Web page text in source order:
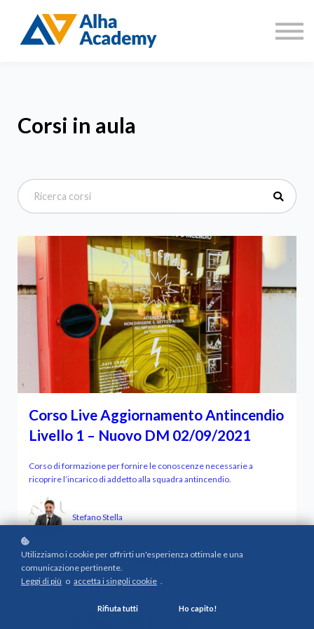
Catalogo corsi
Aree di formazione
Corsi in aula
Corso Live Aggiornamento Antincendio
Livello 1 – Nuovo DM 02/09/2021
Corso di formazione per fornire le conoscenze necessarie a
ricoprire l’incarico di addetto alla squadra antincendio.
Stefano Stella
Scopri di più
Utilizziamo i cookie per offrirti un'esperienza ottimale e una
comunicazione pertinente.
Leggi di più o accetta i singoli cookie .
Rifiuta tutti Ho capito!